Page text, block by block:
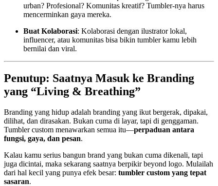
urban? Profesional? Komunitas kreatif? Tumbler-nya harus
mencerminkan gaya mereka.
Buat Kolaborasi: Kolaborasi dengan ilustrator lokal,
influencer, atau komunitas bisa bikin tumbler kamu lebih
bernilai dan viral.
Penutup: Saatnya Masuk ke Branding
yang “Living & Breathing”
Branding yang hidup adalah branding yang ikut bergerak, dipakai,
dilihat, dan dirasakan. Bukan cuma di layar, tapi di genggaman.
Tumbler custom menawarkan semua itu—perpaduan antara
fungsi, gaya, dan pesan.
Kalau kamu serius bangun brand yang bukan cuma dikenali, tapi
juga dicintai, maka sekarang saatnya berpikir beyond logo. Mulailah
dari hal kecil yang punya efek besar: tumbler custom yang tepat
sasaran.